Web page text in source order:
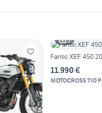
3
Fantic XEF 450
11.990 €
MOTOCROSS TIO